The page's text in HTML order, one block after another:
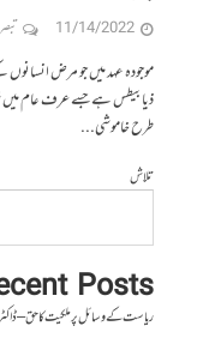
11/14/2022
موجودہ عہد میں جو مرض
ذیابیطس ہے جسے عرف عام میں
طرح خاموشی...
تلاش
Posts
ریاست کے وسائل پر ملکیت کا حق – ڈاکٹر